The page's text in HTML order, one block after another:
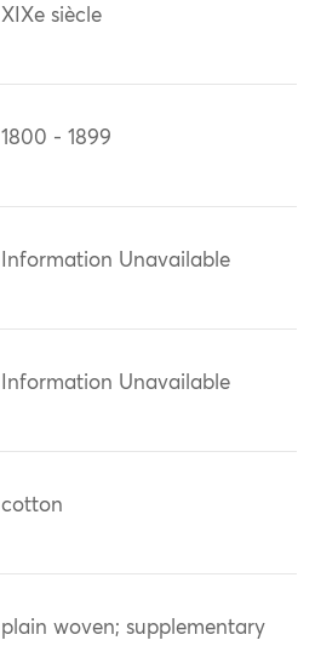
XIXe siècle
1800 - 1899
Information Unavailable
Information Unavailable
cotton
plain woven; supplementary